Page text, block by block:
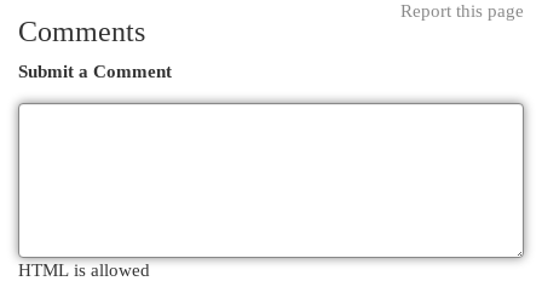
Report this page
Comments
Submit a Comment
HTML is allowed